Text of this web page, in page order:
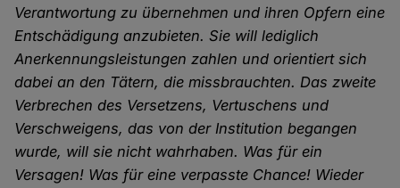
Verantwortung zu übernehmen und ihren Opfern eine
Entschädigung anzubieten. Sie will lediglich
Anerkennungsleistungen zahlen und orientiert sich
dabei an den Tätern, die missbrauchten. Das zweite
Verbrechen des Versetzens, Vertuschens und
Verschweigens, das von der Institution begangen
wurde, will sie nicht wahrhaben. Was für ein
Versagen! Was für eine verpasste Chance! Wieder